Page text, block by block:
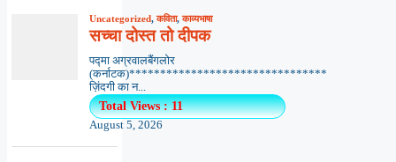
Uncategorized,कविता,काव्यभाषा
सच्चा दोस्त तो दीपक
पद्मा अग्रवालबैंगलोर
(कर्नाटक)********************************
ज़िंदगी का न...
Total Views : 11
August 5, 2026